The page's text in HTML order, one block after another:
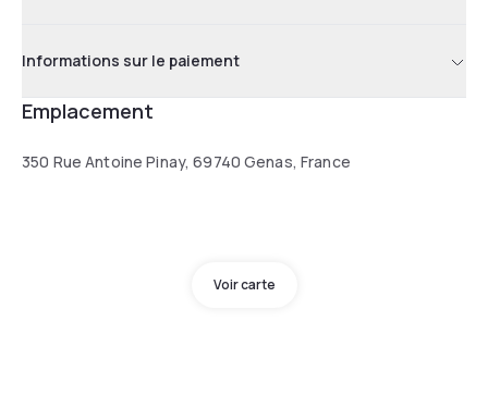
Informations sur le paiement
Emplacement
350 Rue Antoine Pinay, 69740 Genas, France
Voir carte